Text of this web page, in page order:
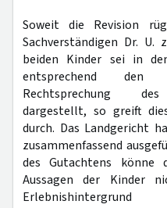
Soweit die Revision
Sachverständigen Dr. U.
beiden Kinder sei in
entsprechend den
Rechtsprechung des
dargestellt, so greift
durch. Das Landgericht
zusammenfassend
des Gutachtens könne
Aussagen der Kinder